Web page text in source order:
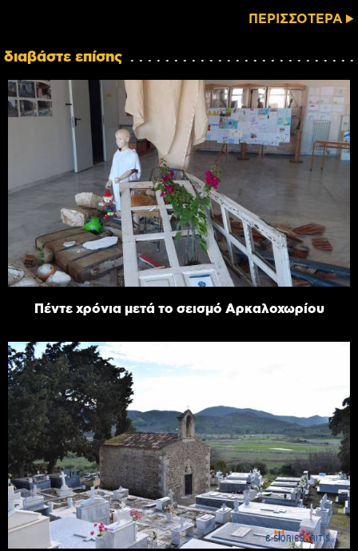
ΠΕΡΙΣΣΟΤΕΡΑ
διαβάστε επίσης
Πέντε χρόνια μετά το σεισμό Αρκαλοχωρίου